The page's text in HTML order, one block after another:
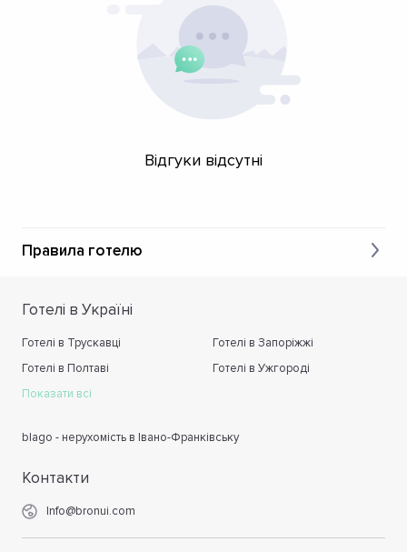
Відгуки відсутні
Правила готелю
Готелі в Україні
Готелі в Трускавці
Готелі в Запоріжжі
Готелі в Полтаві
Готелі в Ужгороді
Показати всі
blago - нерухомість в Івано-Франківську
Контакти
Info@bronui.com